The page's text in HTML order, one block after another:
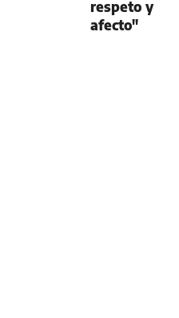
respeto y
afecto"